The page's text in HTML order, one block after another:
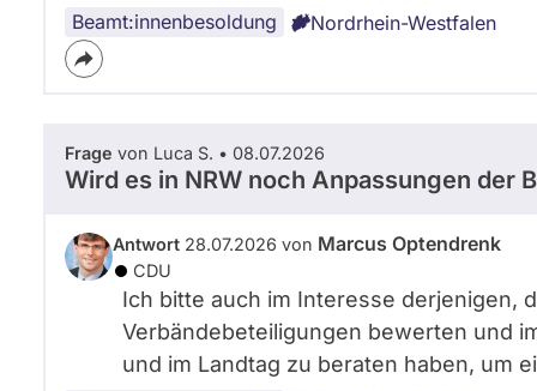
Beamt:innenbesoldung Nordrhein-Westfalen
Frage von Luca S. • 08.07.2026
Wird es in NRW noch Anpassungen der
Antwort 28.07.2026 von Marcus Optendrenk
CDU
Ich bitte auch im Interesse derjenigen,
Verbändebeteiligungen bewerten und
und im Landtag zu beraten haben, um